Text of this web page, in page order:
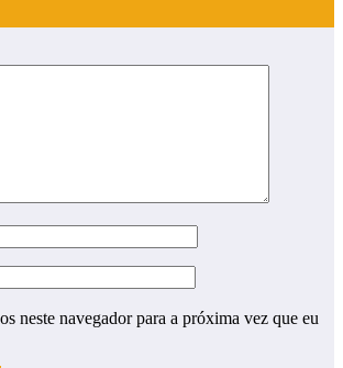
neste navegador para a próxima vez que eu